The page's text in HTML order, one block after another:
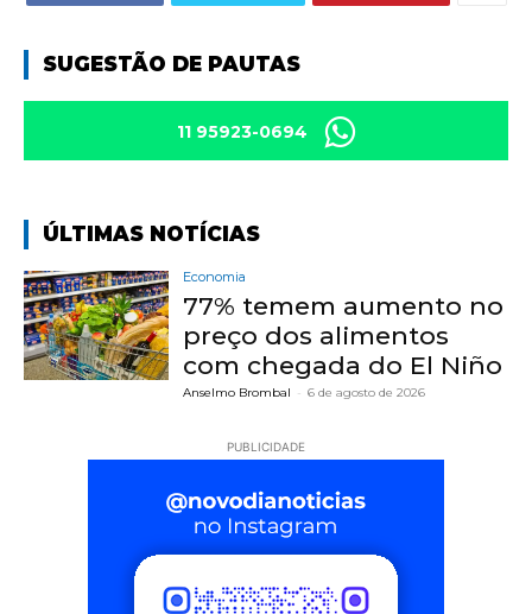
SUGESTÃO DE PAUTAS
11 95923-0694
ÚLTIMAS NOTÍCIAS
Economia
77% temem aumento no
preço dos alimentos
com chegada do El Niño
Anselmo Brombal - 6 de agosto de 2026
PUBLICIDADE